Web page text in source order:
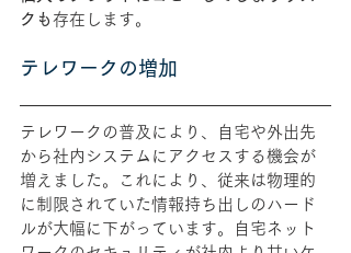
クも 存在します。
テレワークの増加
テレワークの普及により、自宅や外出先
から社内システムにアクセスする機会が
増えました。これにより、従来は物理的
に制限されていた情報持ち出しのハード
ルが大幅に下がっています。自宅ネット